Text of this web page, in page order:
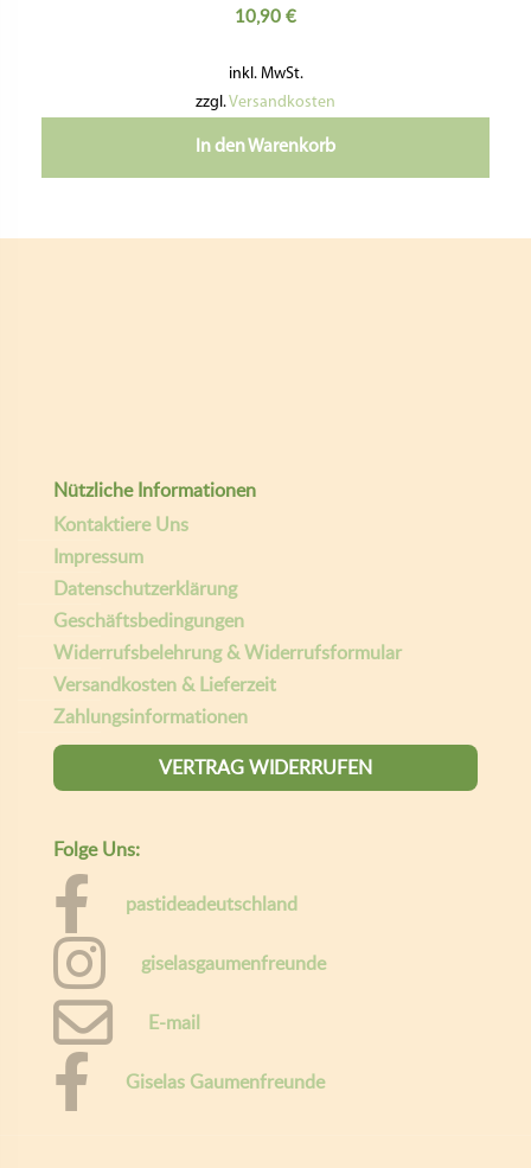
von 5
10,90 €
inkl. MwSt.
zzgl.Versandkosten
In den Warenkorb
Nützliche Informationen
Kontaktiere Uns
Impressum
Datenschutzerklärung
Geschäftsbedingungen
Widerrufsbelehrung & Widerrufsformular
Versandkosten & Lieferzeit
Zahlungsinformationen
VERTRAG WIDERRUFEN
Folge Uns:
pastideadeutschland
giselasgaumenfreunde
E-mail
Giselas Gaumenfreunde